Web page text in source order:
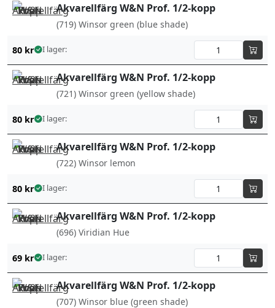
Akvarellfärg W&N Prof. 1/2-kopp
(719) Winsor green (blue shade)
80 kr I lager:
Akvarellfärg W&N Prof. 1/2-kopp
(721) Winsor green (yellow shade)
80 kr I lager:
Akvarellfärg W&N Prof. 1/2-kopp
(722) Winsor lemon
80 kr I lager:
Akvarellfärg W&N Prof. 1/2-kopp
(696) Viridian Hue
69 kr I lager:
Akvarellfärg W&N Prof. 1/2-kopp
(707) Winsor blue (green shade)